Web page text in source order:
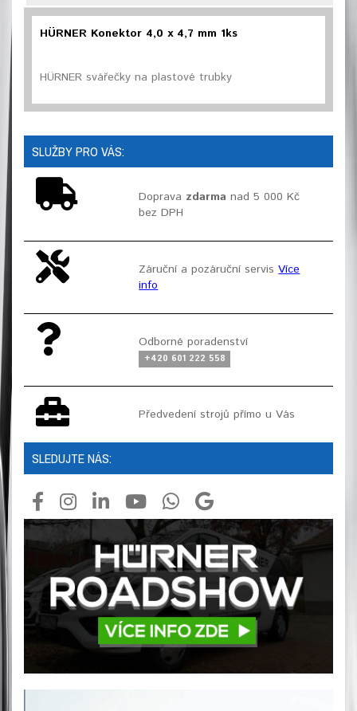
HÜRNER Konektor 4,0 x 4,7 mm 1ks
HÜRNER svářečky na plastové trubky
SLUŽBY PRO VÁS:
Doprava zdarma nad 5 000 Kč
bez DPH
Záruční a pozáruční servisVíce
info
Odborné poradenství
+420 601 222 558
Předvedení strojů přímo u Vás
SLEDUJTE NÁS: